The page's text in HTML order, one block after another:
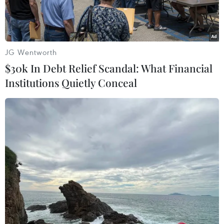
doanh nghiệp.
Công nhân Công ty Truyền tải Điện 4 kiểm tra kỹ thuật, vận
hành trạm biến áp 500kV Tân Định. (Ảnh: Ngọc Hà/TTXVN)
Sáng 19/10, tại Hà Nội, Đảng ủy Khối Doanh
nghiệp Trung ương tổ chức Hội nghị thông báo
JG Wentworth
$30k In Debt Relief Scandal: What Financial
Institutions Quietly Conceal